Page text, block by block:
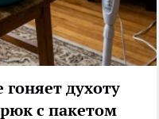
духоту
с пакетом